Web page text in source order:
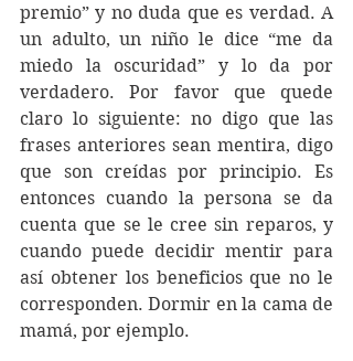
premio” y no duda que es verdad. A
un adulto, un niño le dice “me da
miedo la oscuridad” y lo da por
verdadero. Por favor que quede
claro lo siguiente: no digo que las
frases anteriores sean mentira, digo
que son creídas por principio. Es
entonces cuando la persona se da
cuenta que se le cree sin reparos, y
cuando puede decidir mentir para
así obtener los beneficios que no le
corresponden. Dormir en la cama de
mamá, por ejemplo.